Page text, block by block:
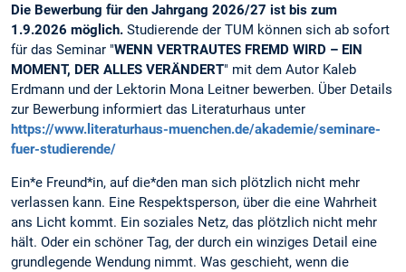
Die Bewerbung für den Jahrgang 2026/27 ist bis zum
1.9.2026 möglich. Studierende der TUM können sich ab sofort
für das Seminar "WENN VERTRAUTES FREMD WIRD – EIN
MOMENT, DER ALLES VERÄNDERT" mit dem Autor Kaleb
Erdmann und der Lektorin Mona Leitner bewerben. Über Details
zur Bewerbung informiert das Literaturhaus unter
https://www.literaturhaus-muenchen.de/akademie/seminare-
fuer-studierende/
Ein*e Freund*in, auf die*den man sich plötzlich nicht mehr
verlassen kann. Eine Respektsperson, über die eine Wahrheit
ans Licht kommt. Ein soziales Netz, das plötzlich nicht mehr
hält. Oder ein schöner Tag, der durch ein winziges Detail eine
grundlegende Wendung nimmt. Was geschieht, wenn die